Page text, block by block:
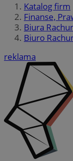
Katalog firm
Finanse,
Biura
Biuro
reklama